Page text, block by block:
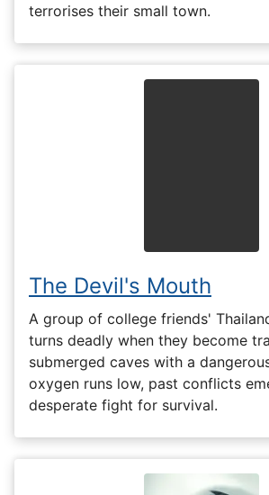
terrorises their small town.
The Devil's Mouth
A group of college friends'
turns deadly when they become
submerged caves with a
oxygen runs low, past conflicts
desperate fight for survival.